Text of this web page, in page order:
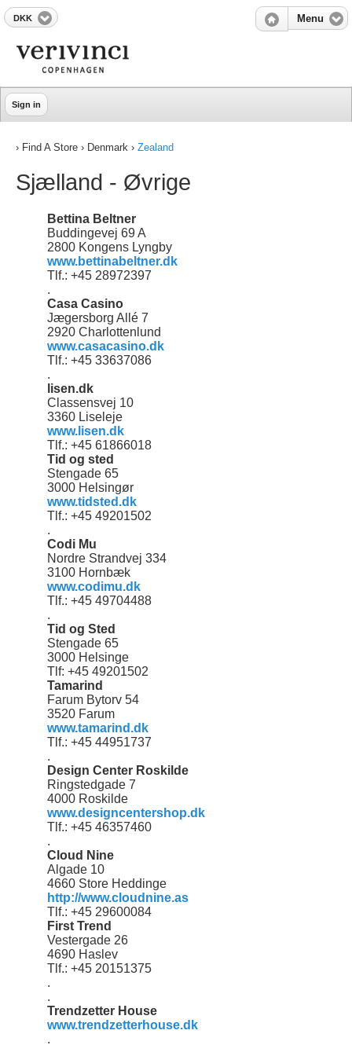
DKK Menu
Sign in
› Find A Store › Denmark › Zealand
Sjælland - Øvrige
Bettina Beltner
Buddingevej 69 A
2800 Kongens Lyngby
www.bettinabeltner.dk
Tlf.: +45 28972397
.
Casa Casino
Jægersborg Allé 7
2920 Charlottenlund
www.casacasino.dk
Tlf.: +45 33637086
.
lisen.dk
Classensvej 10
3360 Liseleje
www.lisen.dk
Tlf.: +45 61866018
Tid og sted
Stengade 65
3000 Helsingør
www.tidsted.dk
Tlf.: +45 49201502
.
Codi Mu
Nordre Strandvej 334
3100 Hornbæk
www.codimu.dk
Tlf.: +45 49704488
.
Tid og Sted
Stengade 65
3000 Helsinge
Tlf: +45 49201502
Tamarind
Farum Bytorv 54
3520 Farum
www.tamarind.dk
Tlf.: +45 44951737
.
Design Center Roskilde
Ringstedgade 7
4000 Roskilde
www.designcentershop.dk
Tlf.: +45 46357460
.
Cloud Nine
Algade 10
4660 Store Heddinge
http://www.cloudnine.as
Tlf.: +45 29600084
First Trend
Vestergade 26
4690 Haslev
Tlf.: +45 20151375
.
.
Trendzetter House
www.trendzetterhouse.dk
.